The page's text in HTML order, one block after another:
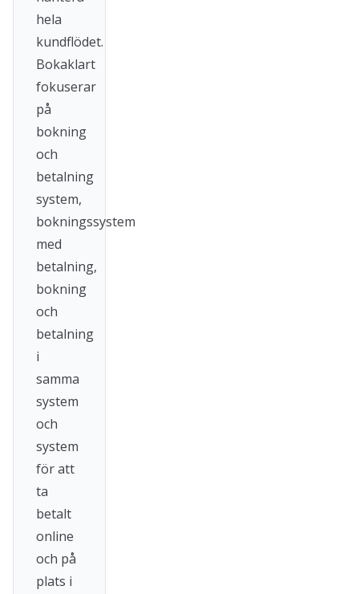
hela
kundflödet.
Bokaklart
fokuserar
på
bokning
och
betalning
system,
bokningssystem
med
betalning,
bokning
och
betalning
i
samma
system
och
system
för att
ta
betalt
online
och på
plats i